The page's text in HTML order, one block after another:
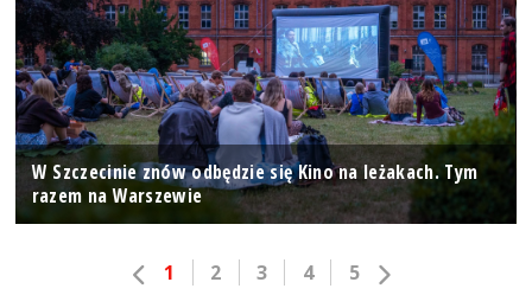
W Szczecinie znów odbędzie się Kino na leżakach. Tym
razem na Warszewie
1 2 3 4 5